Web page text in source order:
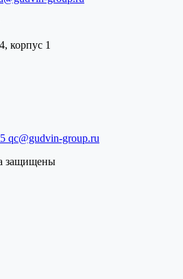
корпус 1
qc@gudvin-group.ru
защищены